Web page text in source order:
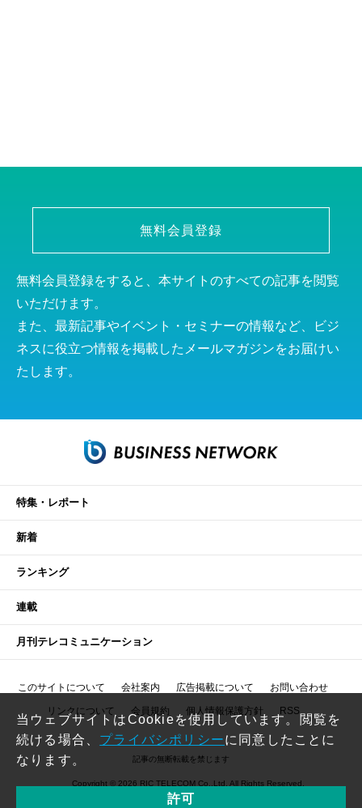
無料会員登録
無料会員登録をすると、本サイトのすべての記事を閲覧
いただけます。
また、最新記事やイベント・セミナーの情報など、ビジ
ネスに役立つ情報を掲載したメールマガジンをお届けい
たします。
特集・レポート
新着
ランキング
連載
月刊テレコミュニケーション
このサイトについて 会社案内 広告掲載について お問い合わせ
リンクについて 会員規約 個人情報保護方針 RSS
記事の無断転載を禁じます
Copyright © 2026 RIC TELECOM Co.,Ltd. All Rights Reserved.
当ウェブサイトはCookieを使用しています。閲覧を
続ける場合、 プライバシポリシーに同意したことに
なります。
許可